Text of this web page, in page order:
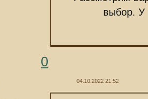
выбор. У
0
04.10.2022 21:52